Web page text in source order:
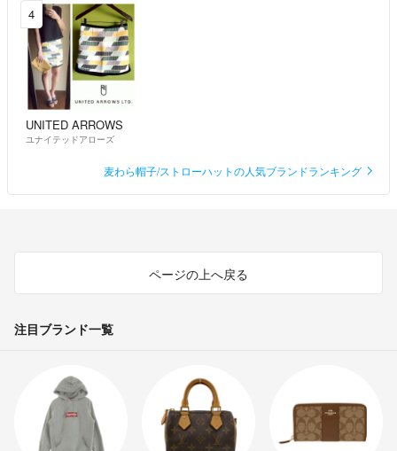
4
UNITED ARROWS
ユナイテッドアローズ
麦わら帽子/ストローハットの人気ブランドランキング
ページの上へ戻る
注目ブランド一覧